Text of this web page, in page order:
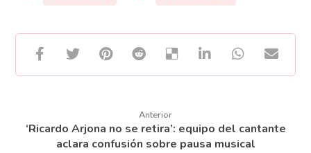
Anterior
‘Ricardo Arjona no se retira’: equipo del cantante
aclara confusión sobre pausa musical